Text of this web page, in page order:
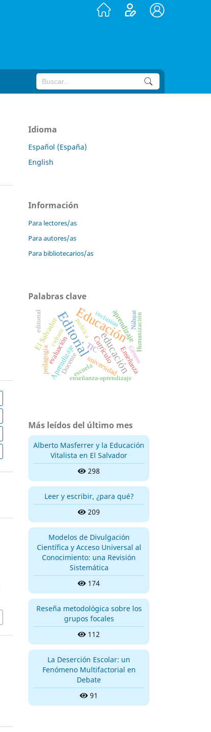
Idioma
Español (España)
English
Información
Para lectores/as
Para autores/as
Para bibliotecarios/as
Palabras clave
EditorialEducación
educación
TIC
Aprendizaje
El Salvador Currículo
aprendizaje
Enseñanza
universidad
evaluación
pedagogía Docente
enseñanza-aprendizaje
escuela
editorial inclusión
Género
Humanización
Náhuat
política
cultura
Más leídos del último mes
Alberto Masferrer y la Educación
Vitalista en El Salvador
298
Leer y escribir, ¿para qué?
209
Modelos de Divulgación
Científica y Acceso Universal al
Conocimiento: una Revisión
Sistemática
174
Reseña metodológica sobre los
grupos focales
112
La Deserción Escolar: un
Fenómeno Multifactorial en
Debate
91